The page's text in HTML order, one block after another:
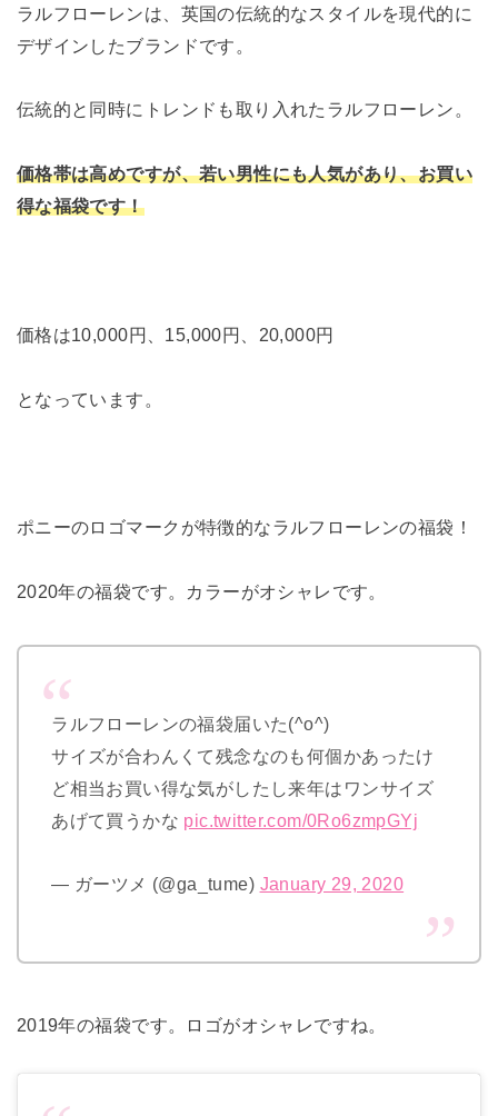
ラルフローレンは、英国の伝統的なスタイルを現代的に
デザインしたブランドです。
伝統的と同時にトレンドも取り入れたラルフローレン。
価格帯は高めですが、若い男性にも人気があり、お買い
得な福袋です！
価格は10,000円、15,000円、20,000円
となっています。
ポニーのロゴマークが特徴的なラルフローレンの福袋！
2020年の福袋です。カラーがオシャレです。
ラルフローレンの福袋届いた(^o^)
サイズが合わんくて残念なのも何個かあったけ
ど相当お買い得な気がしたし来年はワンサイズ
あげて買うかな pic.twitter.com/0Ro6zmpGYj
— ガーツメ (@ga_tume) January 29, 2020
2019年の福袋です。ロゴがオシャレですね。